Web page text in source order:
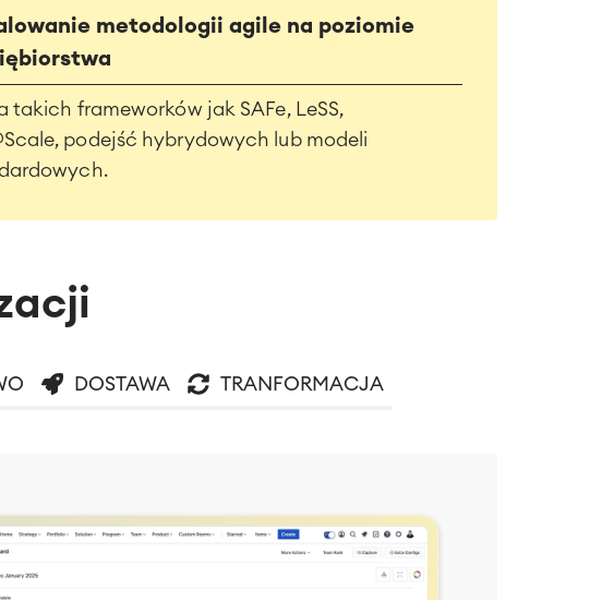
metodologii agile na poziomie
takich frameworków jak SAFe, LeSS,
podejść hybrydowych lub modeli
DOSTAWA TRANFORMACJA